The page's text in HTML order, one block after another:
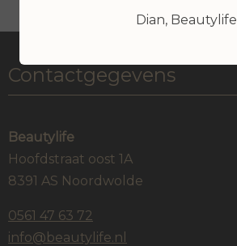
Contactgegevens
Beautylife
Hoofdstraat oost 1A
8391 AS Noordwolde
0561 47 63 72
info@beautylife.nl
Dian, Beautylife